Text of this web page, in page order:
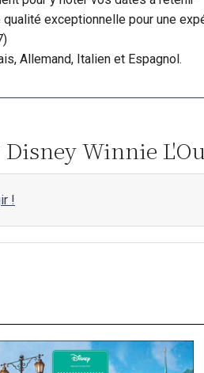
exceptionnelle pour une
Allemand, Italien et Espagnol.
Winnie
!